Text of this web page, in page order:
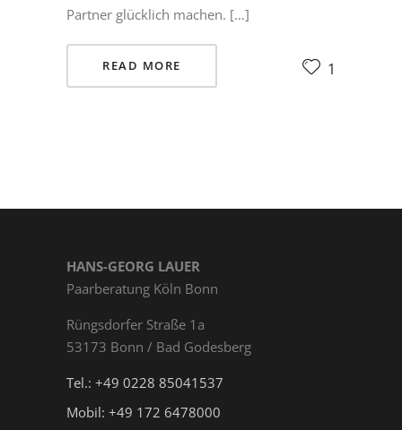
Partner glücklich machen. […]
READ MORE 1
HANS-GEORG LAUER
Paarberatung Köln Bonn
Rüngs­dor­fer Straße 1a
53173 Bonn / Bad Godesberg
Tel.: +49 0228 85041537
Mobil: +49 172 6478000